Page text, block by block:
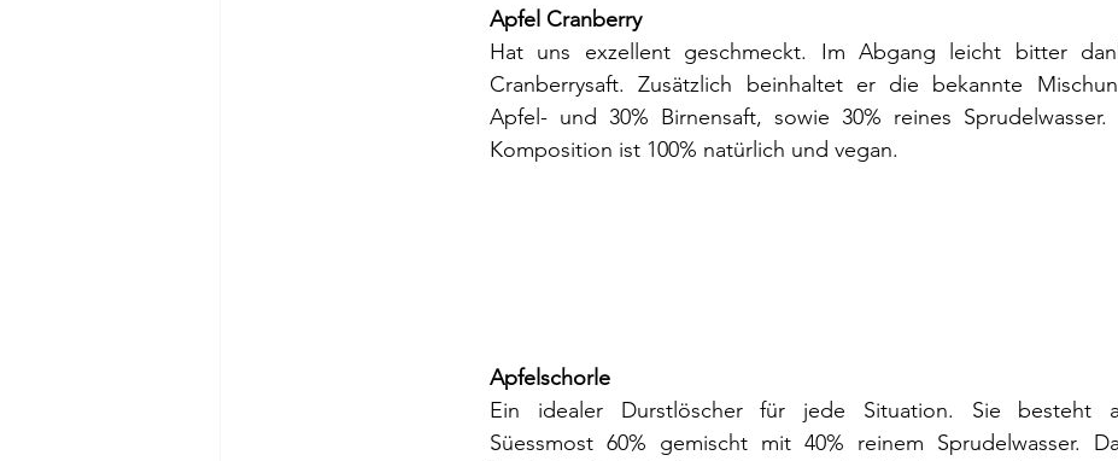
Apfel Cranberry
Hat uns exzellent geschmeckt. Im Abgang leicht bitter
Cranberrysaft. Zusätzlich beinhaltet er die bekannte
Apfel- und 30% Birnensaft, sowie 30% reines
Komposition ist 100% natürlich und vegan.
Apfelschorle
Ein idealer Durstlöscher für jede Situation. Sie besteht
Süessmost 60% gemischt mit 40% reinem Sprudelwasser.